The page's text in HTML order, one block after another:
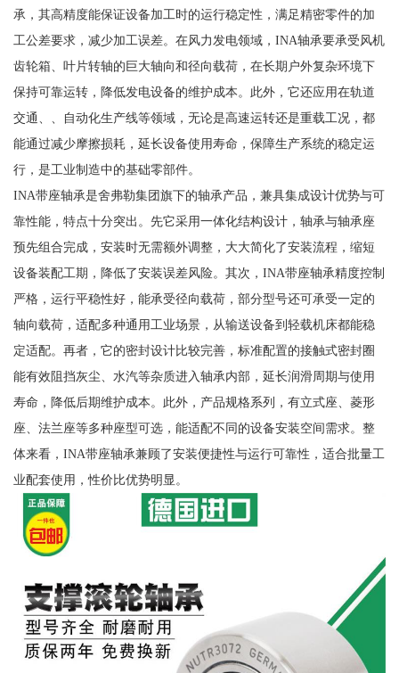
承，其高精度能保证设备加工时的运行稳定性，满足精密零件的加
工公差要求，减少加工误差。在风力发电领域，INA轴承要承受风机
齿轮箱、叶片转轴的巨大轴向和径向载荷，在长期户外复杂环境下
保持可靠运转，降低发电设备的维护成本。此外，它还应用在轨道
交通、、自动化生产线等领域，无论是高速运转还是重载工况，都
能通过减少摩擦损耗，延长设备使用寿命，保障生产系统的稳定运
行，是工业制造中的基础零部件。
INA带座轴承是舍弗勒集团旗下的轴承产品，兼具集成设计优势与可
靠性能，特点十分突出。先它采用一体化结构设计，轴承与轴承座
预先组合完成，安装时无需额外调整，大大简化了安装流程，缩短
设备装配工期，降低了安装误差风险。其次，INA带座轴承精度控制
严格，运行平稳性好，能承受径向载荷，部分型号还可承受一定的
轴向载荷，适配多种通用工业场景，从输送设备到轻载机床都能稳
定适配。再者，它的密封设计比较完善，标准配置的接触式密封圈
能有效阻挡灰尘、水汽等杂质进入轴承内部，延长润滑周期与使用
寿命，降低后期维护成本。此外，产品规格系列，有立式座、菱形
座、法兰座等多种座型可选，能适配不同的设备安装空间需求。整
体来看，INA带座轴承兼顾了安装便捷性与运行可靠性，适合批量工
业配套使用，性价比优势明显。